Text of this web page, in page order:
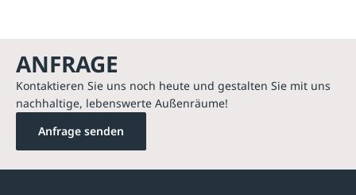
ANFRAGE
Kontaktieren Sie uns noch heute und gestalten Sie mit uns
nachhaltige, lebenswerte Außenräume!
Anfrage senden